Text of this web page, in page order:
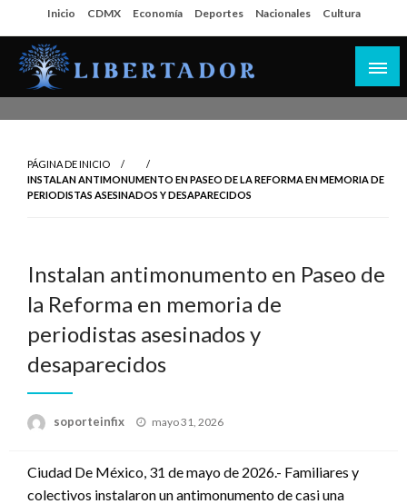
al
contenido
Inicio CDMX Economía Deportes Nacionales Cultura
PÁGINA DE INICIO
INSTALAN ANTIMONUMENTO EN PASEO DE LA REFORMA EN MEMORIA DE
PERIODISTAS ASESINADOS Y DESAPARECIDOS
Instalan antimonumento en Paseo de
la Reforma en memoria de
periodistas asesinados y
desaparecidos
soporteinfix
Publicado
mayo 31, 2026
Ciudad De México, 31 de mayo de 2026.- Familiares y
colectivos instalaron un antimonumento de casi una